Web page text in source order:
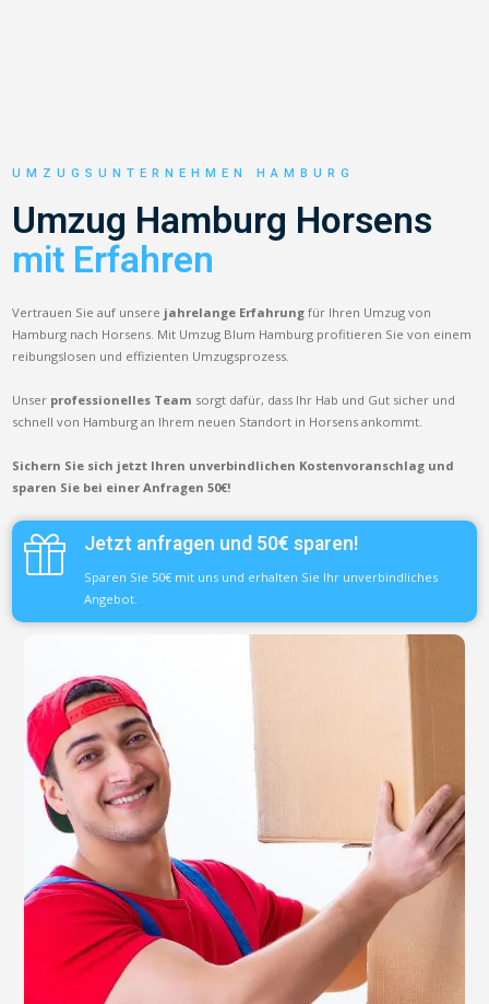
UMZUGSUNTERNEHMEN HAMBURG
Umzug Hamburg Horsens
mit Erfahren
Vertrauen Sie auf unsere jahrelange Erfahrung für Ihren Umzug von
Hamburg nach Horsens. Mit Umzug Blum Hamburg profitieren Sie von einem
reibungslosen und effizienten Umzugsprozess.
Unser professionelles Team sorgt dafür, dass Ihr Hab und Gut sicher und
schnell von Hamburg an Ihrem neuen Standort in Horsens ankommt.
Sichern Sie sich jetzt Ihren unverbindlichen Kostenvoranschlag und
sparen Sie bei einer Anfragen 50€!
Jetzt anfragen und 50€ sparen!
Sparen Sie 50€ mit uns und erhalten Sie Ihr unverbindliches
Angebot.